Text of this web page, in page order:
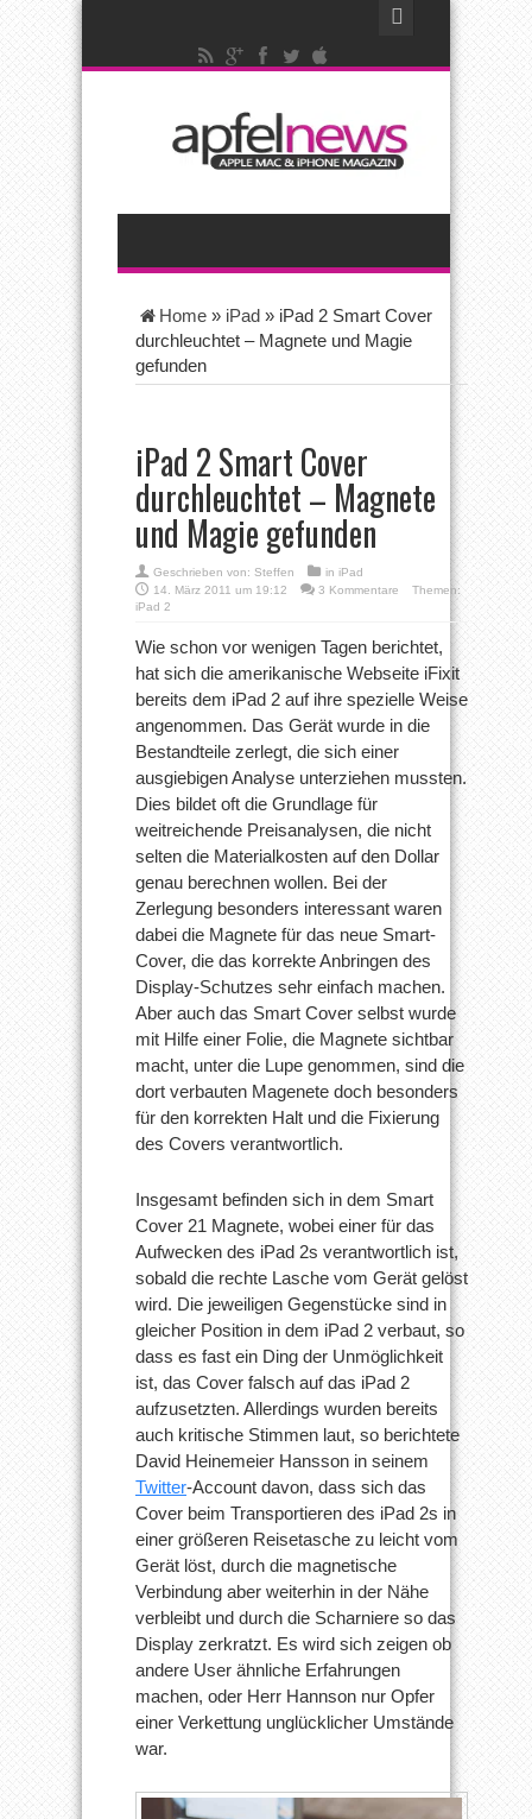
Home » iPad » iPad 2 Smart Cover
durchleuchtet – Magnete und Magie
gefunden
iPad 2 Smart Cover
durchleuchtet – Magnete
und Magie gefunden
Geschrieben von: Steffen in iPad
14. März 2011 um 19:12
3 Kommentare
Themen:
iPad 2
Wie schon vor wenigen Tagen berichtet,
hat sich die amerikanische Webseite iFixit
bereits dem iPad 2 auf ihre spezielle Weise
angenommen. Das Gerät wurde in die
Bestandteile zerlegt, die sich einer
ausgiebigen Analyse unterziehen mussten.
Dies bildet oft die Grundlage für
weitreichende Preisanalysen, die nicht
selten die Materialkosten auf den Dollar
genau berechnen wollen. Bei der
Zerlegung besonders interessant waren
dabei die Magnete für das neue Smart-
Cover, die das korrekte Anbringen des
Display-Schutzes sehr einfach machen.
Aber auch das Smart Cover selbst wurde
mit Hilfe einer Folie, die Magnete sichtbar
macht, unter die Lupe genommen, sind die
dort verbauten Magenete doch besonders
für den korrekten Halt und die Fixierung
des Covers verantwortlich.
Insgesamt befinden sich in dem Smart
Cover 21 Magnete, wobei einer für das
Aufwecken des iPad 2s verantwortlich ist,
sobald die rechte Lasche vom Gerät gelöst
wird. Die jeweiligen Gegenstücke sind in
gleicher Position in dem iPad 2 verbaut, so
dass es fast ein Ding der Unmöglichkeit
ist, das Cover falsch auf das iPad 2
aufzusetzten. Allerdings wurden bereits
auch kritische Stimmen laut, so berichtete
David Heinemeier Hansson in seinem
Twitter-Account davon, dass sich das
Cover beim Transportieren des iPad 2s in
einer größeren Reisetasche zu leicht vom
Gerät löst, durch die magnetische
Verbindung aber weiterhin in der Nähe
verbleibt und durch die Scharniere so das
Display zerkratzt. Es wird sich zeigen ob
andere User ähnliche Erfahrungen
machen, oder Herr Hannson nur Opfer
einer Verkettung unglücklicher Umstände
war.